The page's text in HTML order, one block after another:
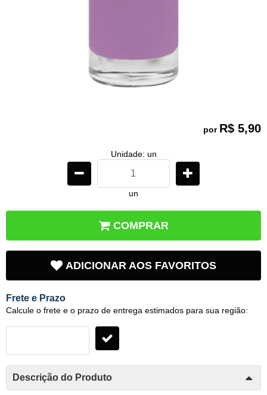
por R$ 5,90
Unidade: un
un
COMPRAR
ADICIONAR AOS FAVORITOS
Frete e Prazo
Calcule o frete e o prazo de entrega estimados para sua região:
Descrição do Produto